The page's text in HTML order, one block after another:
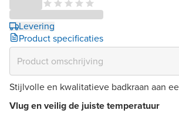
Levering
Product specificaties
Stijlvolle en kwalitatieve badkraan aan
Vlug en veilig de juiste temperatuur